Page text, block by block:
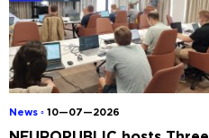
News ◦ 10—07—2026